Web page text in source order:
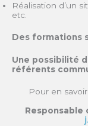
Réalisation d’un
etc.
Des formations
Une possibilité
référents
Pour en
Responsable